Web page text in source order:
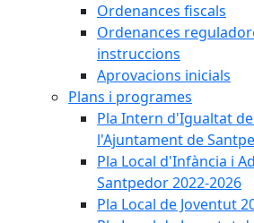
Ordenances fiscals
Ordenances
instruccions
Aprovacions inicials
Plans i programes
Pla Intern d'Igualtat
l'Ajuntament de
Pla Local d'Infància i
Santpedor 2022-2026
Pla Local de Joventut